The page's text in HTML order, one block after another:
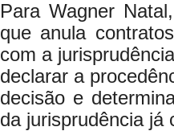
Para Wagner
que anula
com a
declarar a
decisão e
da jurisprudência já